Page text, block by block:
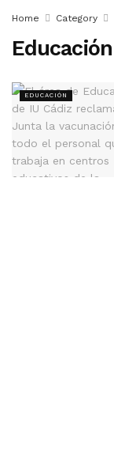
Home Category
Educación
EDUCACIÓN